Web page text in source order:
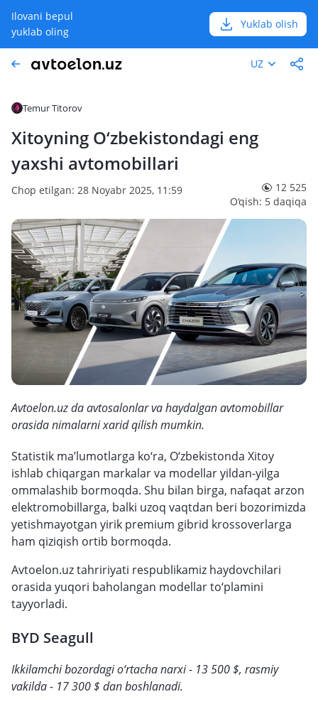
Ilovani bepul
yuklab oling
Yuklab olish
UZ
Temur Titorov
Xitoyning O‘zbekistondagi eng
yaxshi avtomobillari
Chop etilgan: 28 Noyabr 2025, 11:59
12 525
O‘qish: 5 daqiqa
Avtoelon.uz da avtosalonlar va haydalgan avtomobillar
orasida nimalarni xarid qilish mumkin.
Statistik ma’lumotlarga ko‘ra, O‘zbekistonda Xitoy
ishlab chiqargan markalar va modellar yildan-yilga
ommalashib bormoqda. Shu bilan birga, nafaqat arzon
elektromobillarga, balki uzoq vaqtdan beri bozorimizda
yetishmayotgan yirik premium gibrid krossoverlarga
ham qiziqish ortib bormoqda.
Avtoelon.uz tahririyati respublikamiz haydovchilari
orasida yuqori baholangan modellar to‘plamini
tayyorladi.
BYD Seagull
Ikkilamchi bozordagi o‘rtacha narxi - 13 500 $, rasmiy
vakilda - 17 300 $ dan boshlanadi.